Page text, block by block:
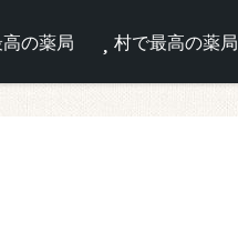
の薬局 村で最高の薬局